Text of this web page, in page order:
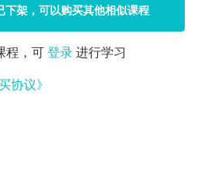
下架，可以购买其他相似课程
程，可登录进行学习
协议》